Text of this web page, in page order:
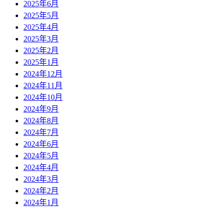
2025年6月
2025年5月
2025年4月
2025年3月
2025年2月
2025年1月
2024年12月
2024年11月
2024年10月
2024年9月
2024年8月
2024年7月
2024年6月
2024年5月
2024年4月
2024年3月
2024年2月
2024年1月